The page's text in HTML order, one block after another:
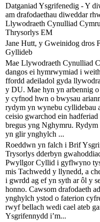
Datganiad Ysgrifenedig - Y
am drafodaethau diweddar
Llywodraeth Cynulliad
Thrysorlys EM
Jane Hutt, y Gweinidog dros
Gyllideb
Mae Llywodraeth Cynulliad
dangos ei hymrwymiad i
ffordd adeiladol gyda
y DU. Mae hyn yn arbennig
y cyfnod hwn o bwysau
rydym yn wynebu cyllidebau
ceisio gwarchod ein hadferiad
bregus yng Nghymru. Rydym
yn glir ynghylch ...
Roeddwn yn falch i Brif
Trysorlys dderbyn
Pwyllgor Cyllid i gyflwyno
mis Tachwedd y llynedd, a
i gwrdd ag ef yn syth ar ôl y
honno. Cawsom drafodaeth
ynghylch ystod o faterion
rwyf bellach wedi cael ateb
Ysgrifennydd i’m...